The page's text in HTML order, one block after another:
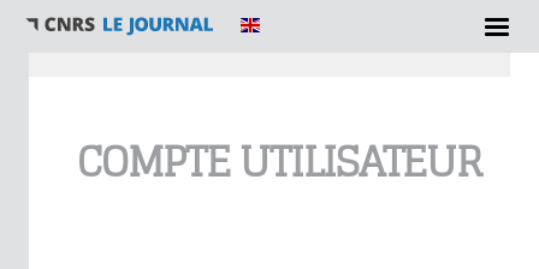
COMPTE UTILISATEUR